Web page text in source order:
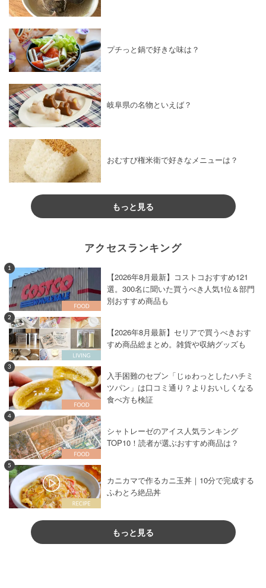
プチっと鍋で好きな味は？
岐阜県の名物といえば？
おむすび権米衛で好きなメニューは？
もっと見る
アクセスランキング
1
【2026年8月最新】コストコおすすめ121
選。300名に聞いた買うべき人気1位＆部門
別おすすめ商品も
2
【2026年8月最新】セリアで買うべきおす
すめ商品総まとめ。雑貨や収納グッズも
3
入手困難のセブン「じゅわっとしたハチミ
ツパン」は口コミ通り？よりおいしくなる
食べ方も検証
4
シャトレーゼのアイス人気ランキング
TOP10！読者が選ぶおすすめ商品は？
5
カニカマで作るカニ玉丼｜10分で完成する
ふわとろ絶品丼
もっと見る